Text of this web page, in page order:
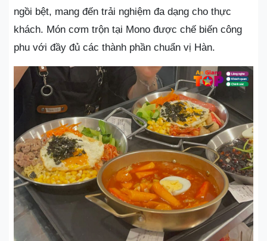
ngồi bệt, mang đến trải nghiệm đa dạng cho thực
khách. Món cơm trộn tại Mono được chế biến công
phu với đầy đủ các thành phần chuẩn vị Hàn.